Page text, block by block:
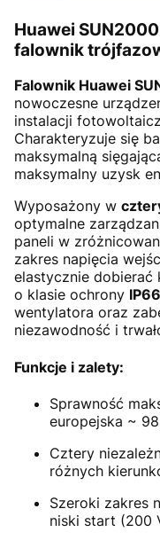
Huawei
falownik
Falownik Huawei
nowoczesne
instalacji
Charakteryzuje się
maksymalną
maksymalny uzysk
Wyposażony w
optymalne
paneli w
zakres napięcia
elastycznie dobierać
o klasie ochrony IP66
wentylatora oraz
niezawodność i
Funkcje i zalety:
Sprawność
europejska ~
Cztery
różnych
Szeroki zakres
niski start (200